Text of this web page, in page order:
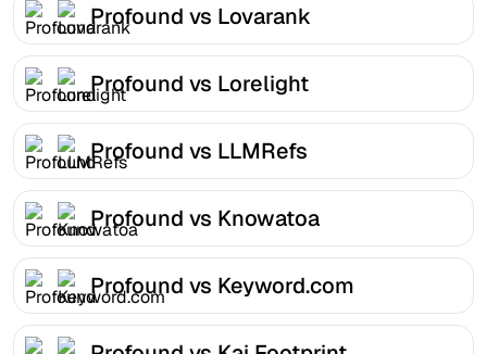
Profound vs Lovarank
Profound vs Lorelight
Profound vs LLMRefs
Profound vs Knowatoa
Profound vs Keyword.com